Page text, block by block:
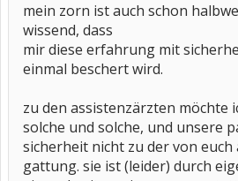
mein zorn ist auch schon
wissend, dass
mir diese erfahrung mit
einmal beschert wird.
zu den assistenzärzten möchte
solche und solche, und unsere
sicherheit nicht zu der von
gattung. sie ist (leider) durch